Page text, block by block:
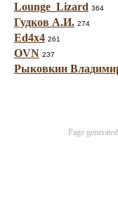
Lounge_Lizard 364
Гудков А.И. 274
Ed4x4 261
OVN 237
Рыковкин
Page